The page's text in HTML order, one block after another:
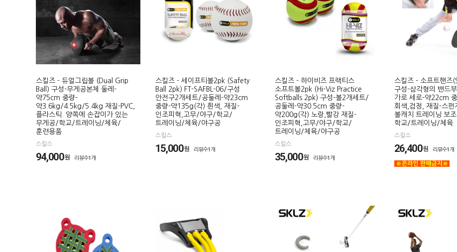
스킬즈 - 듀얼그립볼 (Dual Grip
Ball) 구성-무게공본체 둘레-
약75cm 중량-
약3.6kg/4.5kg/5.4kg 재질-PVC,
플라스틱. 양쪽에 손잡이가 있는
무게공/학교/트레이닝/체육/
훈련용품
스킬스
94,000원 리뷰수1개
스킬즈 - 세이프티볼2pk (Safety
Ball 2pk) FT-SAFBL-06/구성
안전구2개세트/공둘레-약23cm
중량-약135g(각) 흰색, 재질-
인조피혁,고무/야구/학교/
트레이닝/체육/야구공
스킬스
15,000원 리뷰수1개
스킬즈 - 하이비즈 프랙티스
소프트볼2pk (Hi-Viz Practice
Softballs 2pk) 구성-볼2개세트/
공둘레-약30.5cm 중량-
약200g(각) 노랑,빨강 재질-
인조피혁,고무/야구/학교/
트레이닝/체육/야구공
스킬스
35,000원 리뷰수1개
스킬즈 - 소프트핸
구성-삼각형의 밴드
가로 세로-약22cm
회색,검정, 재질-스펀
볼캐치 트레이닝 보
학교/트레이닝/체육
스킬스
26,400원 리뷰수1개